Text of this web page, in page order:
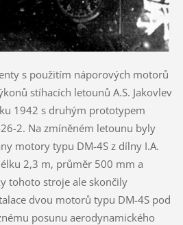
s použitím náporových motorů
stíhacích letounů A.S. Jakovlev
1942 s druhým prototypem
26-2. Na zmíněném letounu byly
motory typu DM-4S z dílny I.A.
2,3 m, průměr 500 mm a
tohoto stroje ale skončily
dvou motorů typu DM-4S pod
posunu aerodynamického